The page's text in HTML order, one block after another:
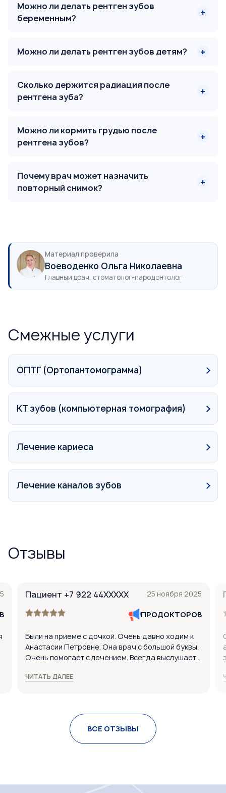
Можно ли делать рентген зубов
беременным?
Можно ли делать рентген зубов детям?
Сколько держится радиация после
рентгена зуба?
Можно ли кормить грудью после
рентгена зубов?
Почему врач может назначить
повторный снимок?
Материал проверила
Воеводенко Ольга Николаевна
Главный врач, стоматолог-пародонтолог
Смежные услуги
ОПТГ (Ортопантомограмма)
КТ зубов (компьютерная томография)
Лечение кариеса
Лечение каналов зубов
Отзывы
Пациент +7 922 44XXXXX 25 ноября 2025
ПРОДОКТОРОВ
Были на приеме с дочкой. Очень давно ходим к
Анастасии Петровне. Она врач с большой буквы.
Очень помогает с лечением. Всегда выслушает и
ЛОР-врача, то только Анастасию Петровну!
прошел отлично.
Понравилось:
ЧИТАТЬ ДАЛЕЕ
ВСЕ ОТЗЫВЫ